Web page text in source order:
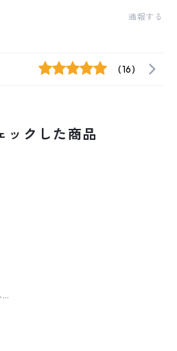
通報する
(16)
ックした商品